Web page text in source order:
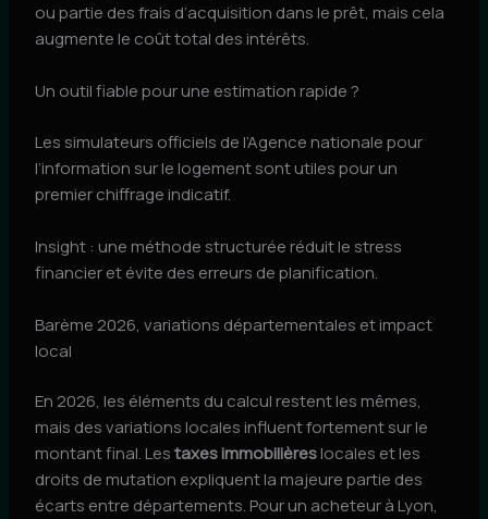
ou partie des frais d’acquisition dans le prêt, mais cela
augmente le coût total des intérêts.
Un outil fiable pour une estimation rapide ?
Les simulateurs officiels de l’Agence nationale pour
l’information sur le logement sont utiles pour un
premier chiffrage indicatif.
Insight : une méthode structurée réduit le stress
financier et évite des erreurs de planification.
Barème 2026, variations départementales et impact
local
En 2026, les éléments du calcul restent les mêmes,
mais des variations locales influent fortement sur le
montant final. Lestaxes immobilièreslocales et les
droits de mutation expliquent la majeure partie des
écarts entre départements. Pour un acheteur à Lyon,